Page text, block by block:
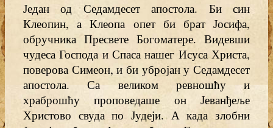
Један од Седамдесет апостола. Би син
Клеопин, а Клеопа опет би брат Јосифа,
обручника Пресвете Богоматере. Видевши
чудеса Господа и Спаса нашег Исуса Христа,
поверова Симеон, и би убројан у Седамдесет
апостола. Са великом ревношћу и
храброшћу проповедаше он Јеванђеље
Христово свуда по Јудеји. А када злобни